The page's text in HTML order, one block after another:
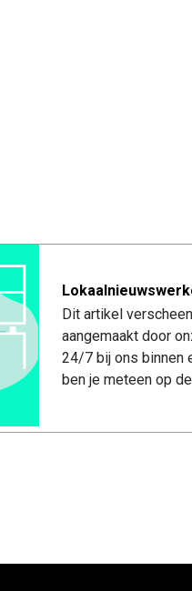
Dit artikel
aangemaakt door
24/7 bij ons binnen
ben je meteen op